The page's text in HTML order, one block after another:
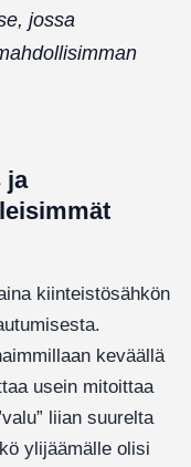
jossa
ja
kiinteistösähkön
keväällä
usein mitoittaa
liian suurelta
ylijäämälle olisi